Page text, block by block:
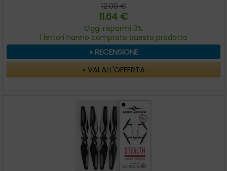
12.00 €
11.64 €
Oggi risparmi 3%
1 lettori hanno comprato questo prodotto
» RECENSIONE
» VAI ALL'OFFERTA